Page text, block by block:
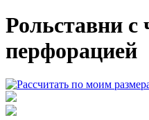
Рольставни с
перфорацией